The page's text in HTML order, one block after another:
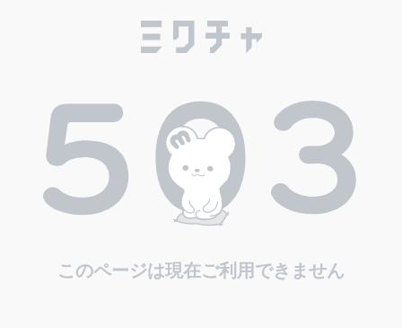
このページは現在ご利用できません